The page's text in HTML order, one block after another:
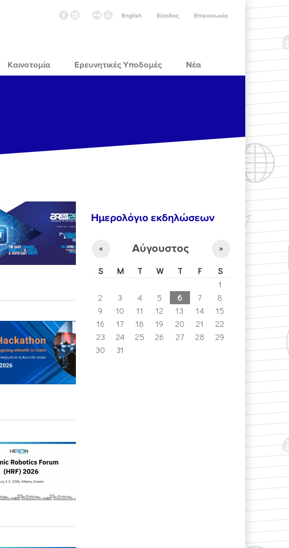
Επικοινωνία
Είσοδος
English
Καινοτομία Ερευνητικές Υποδομές Νέα
Ημερολόγιο εκδηλώσεων
Αύγουστος
« »
S M T W T F
S
1
2
3 4 5 6 7
8
9
10 11 12 13 14
15
16
17 18 19 20 21
22
23
24 25 26 27 28
29
30
31